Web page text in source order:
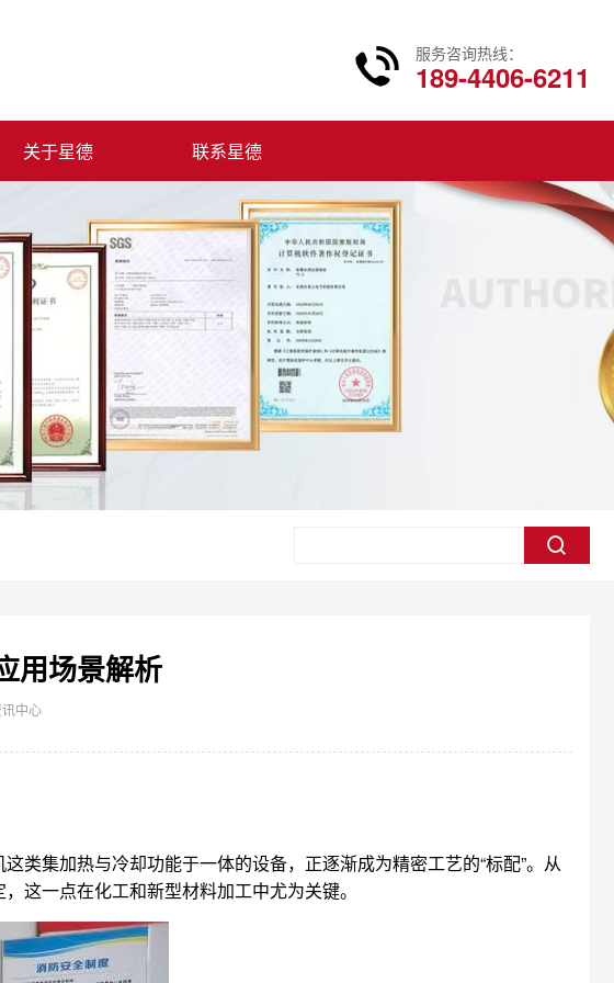
服务咨询热线：
189-4406-6211
关于星德 联系星德
用场景解析
讯中心
类集加热与冷却功能于一体的设备，正逐渐成为精密工艺的“标配”。从
这一点在化工和新型材料加工中尤为关键。